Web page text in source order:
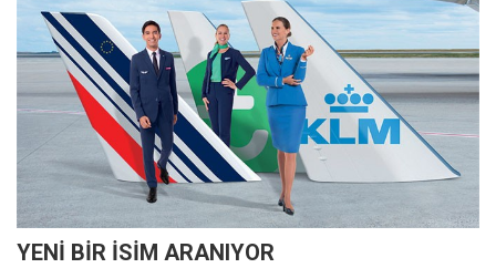
YENİ BİR İSİM ARANIYOR